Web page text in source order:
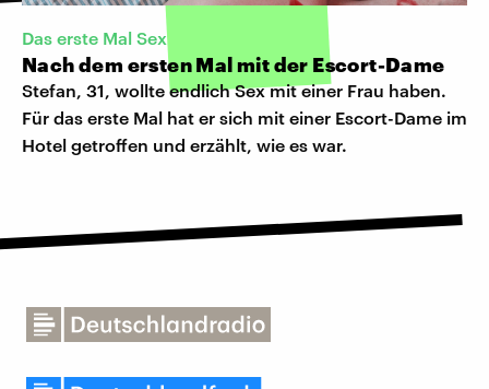
Das erste Mal Sex
Nach dem ersten Mal mit der Escort-Dame
Stefan, 31, wollte endlich Sex mit einer Frau haben.
Für das erste Mal hat er sich mit einer Escort-Dame im
Hotel getroffen und erzählt, wie es war.